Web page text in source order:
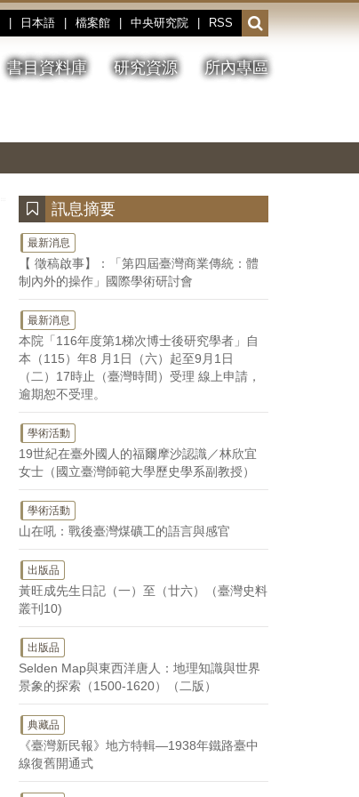
日本語 檔案館 中央研究院 RSS
開
啟
或
收
書目資料庫 研究資源 所內專區
停、
圖
圖
結
訊息摘要
最新消息
【 徵稿啟事】：「第四屆臺灣商業傳統：體
制內外的操作」國際學術研討會
最新消息
本院「116年度第1梯次博士後研究學者」自
本（115）年8 月1日（六）起至9月1日
（二）17時止（臺灣時間）受理 線上申請，
逾期恕不受理。
學術活動
19世紀在臺外國人的福爾摩沙認識／林欣宜
女士（國立臺灣師範大學歷史學系副教授）
學術活動
山在吼：戰後臺灣煤礦工的語言與感官
出版品
黃旺成先生日記（一）至（廿六）（臺灣史料
叢刊10)
出版品
Selden Map與東西洋唐人：地理知識與世界
景象的探索（1500-1620）（二版）
典藏品
《臺灣新民報》地方特輯—1938年鐵路臺中
線復舊開通式